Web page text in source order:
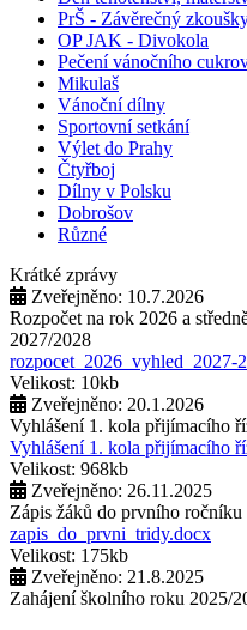
PrŠ - Závěrečný
OP JAK - Divokola
Pečení vánočního
Mikulaš
Vánoční dílny
Sportovní setkání
Výlet do Prahy
Čtyřboj
Dílny v Polsku
Dobrošov
Různé
Krátké zprávy
Zveřejněno: 10.7.2026
Rozpočet na rok 2026 a
2027/2028
rozpocet_2026_vyhled_2027-
Velikost: 10kb
Zveřejněno: 20.1.2026
Vyhlášení 1. kola přijímacího
Vyhlášení 1. kola přijímacího
Velikost: 968kb
Zveřejněno: 26.11.2025
Zápis žáků do prvního
zapis_do_prvni_tridy.docx
Velikost: 175kb
Zveřejněno: 21.8.2025
Zahájení školního roku 2025/